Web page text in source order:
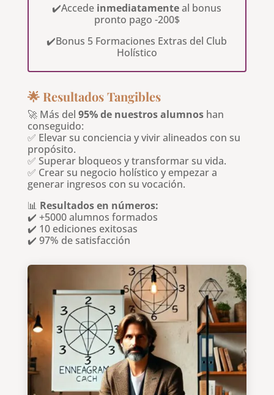
✔️Accede inmediatamenteal bonus
pronto pago -200$
✔️Bonus 5 Formaciones Extras del Club
Holístico
🌟 Resultados Tangibles
🚀 Más del 95% de nuestros alumnoshan
conseguido:
✅ Elevar su conciencia y vivir alineados con su
propósito.
✅ Superar bloqueos y transformar su vida.
✅ Crear su negocio holístico y empezar a
generar ingresos con su vocación.
📊 Resultados en números:
✔️ +5000 alumnos formados
✔️ 10 ediciones exitosas
✔️ 97% de satisfacción